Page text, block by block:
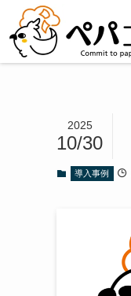
2025
10/30
導入事例